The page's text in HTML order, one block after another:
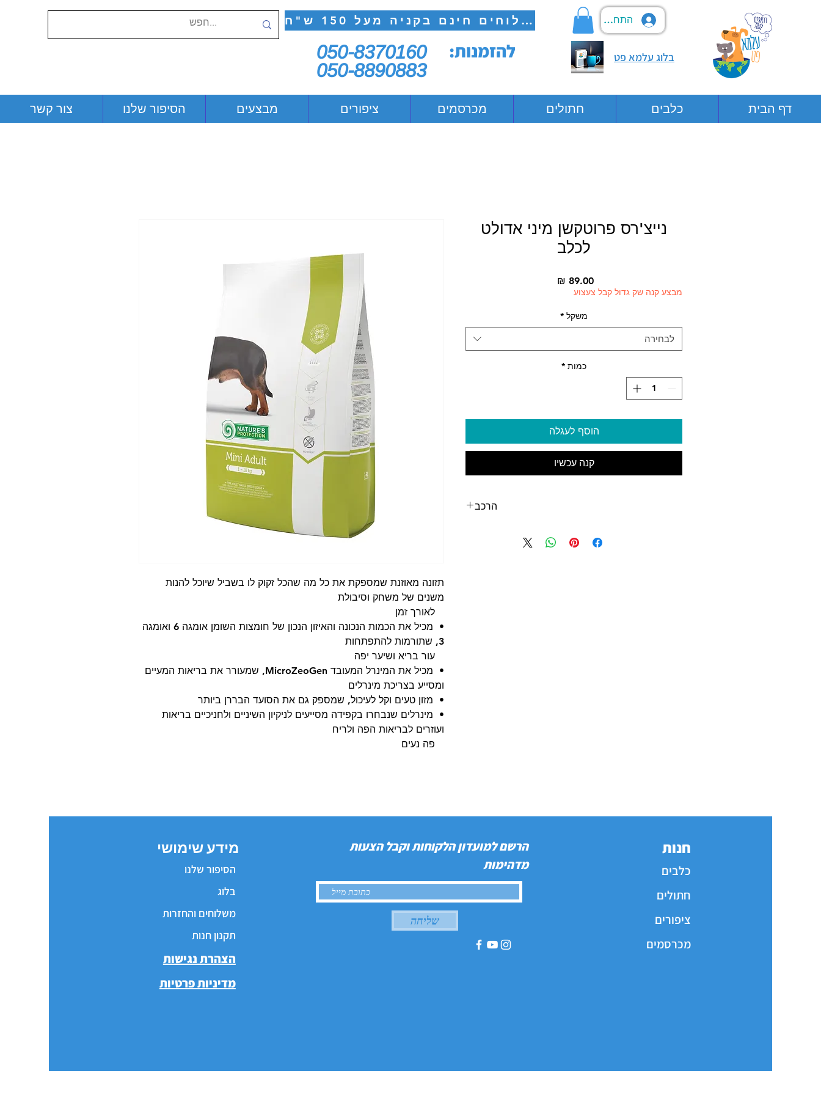
משלוחים חינם בקניה מעל 150 ש"ח
050-8370160
050-8890883
להזמנות:
התחבר
בלוג עלמא פט
צור קשר הסיפור שלנו מבצעים ציפורים מכרסמים חתולים כלבים דף הבית
תזונה מאוזנת שמספקת את כל מה שהכל זקוק לו בשביל שיוכל להנות
משנים של משחק וסיבולת
לאורך זמן
• מכיל את הכמות הנכונה והאיזון הנכון של חומצות השומן אומגה 6 ואומגה
3, שתורמות להתפתחות
עור בריא ושיער יפה
• מכיל את המינרל המעובד MicroZeoGen, שמעורר את בריאות המעיים
ומסייע בצריכת מינרלים
• מזון טעים וקל לעיכול, שמספק גם את הסועד הבררן ביותר
• מינרלים שנבחרו בקפידה מסייעים לניקיון השיניים ולחניכיים בריאות
ועוזרים לבריאות הפה ולריח
פה נעים
נייצ'רס פרוטקשן מיני אדולט
לכלב
מבצע קנה שק גדול קבל צעצוע
משקל *
לבחירה
כמות *
הוסף לעגלה
קנה עכשיו
הרכב
דגים, סוכר סלק כתוש, זרעי פשתן, אבקת ביצים,
מידע שימושי
הסיפור שלנו
בלוג
משלוחים והחזרות
תקנון חנות
הצהרת נגישות
מדיניות פרטיות
הרשם למועדון הלקוחות וקבל הצעות
מדהימות
שליחה
חנות
כלבים
חתולים
ציפורים
מכרסמים